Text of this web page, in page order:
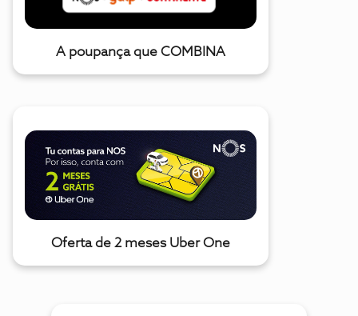
A poupança que COMBINA
Oferta de 2 meses Uber One